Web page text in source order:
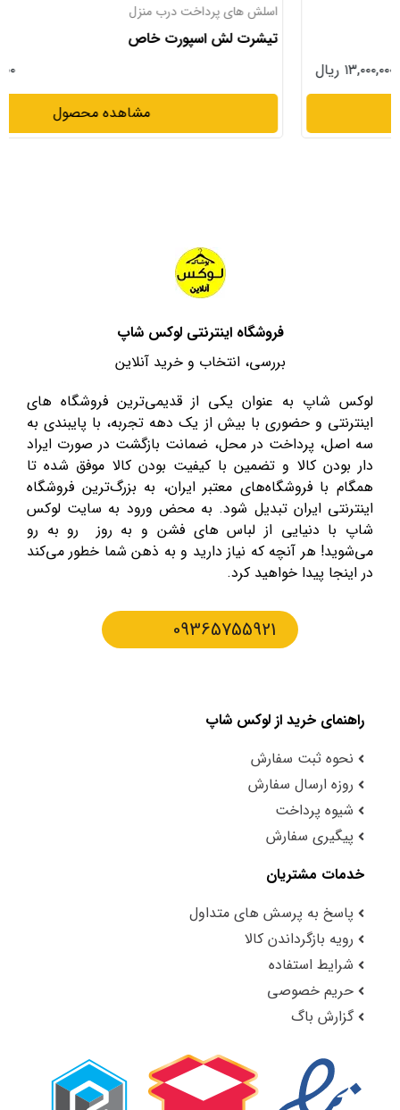
اسلش های پرداخت درب منزل
تیشرت لش اسپورت خاص
فروشگاه اینترنتی لوکس شاپ
بررسی، انتخاب و خرید آنلاین
لوکس شاپ به عنوان یکی از قدیمی‌ترین فروشگاه های
اینترنتی و حضوری با بیش از یک دهه تجربه، با پایبندی به
سه اصل، پرداخت در محل، ضمانت بازگشت در صورت ایراد
دار بودن کالا و تضمین با کیفیت بودن کالا موفق شده تا
همگام با فروشگاه‌های معتبر ایران، به بزرگ‌ترین فروشگاه
اینترنتی ایران تبدیل شود. به محض ورود به سایت لوکس
شاپ با دنیایی از لباس های فشن و به روز رو به رو
می‌شوید! هر آنچه که نیاز دارید و به ذهن شما خطور می‌کند
در اینجا پیدا خواهید کرد.
09365755921
راهنمای خرید از لوکس شاپ
نحوه ثبت سفارش
روزه ارسال سفارش
شیوه پرداخت
پیگیری سفارش
خدمات مشتریان
پاسخ به پرسش های متداول
رویه بازگرداندن کالا
شرایط استفاده
حریم خصوصی
گزارش باگ